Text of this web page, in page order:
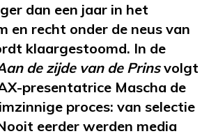
dan een jaar in het
en recht onder de neus van
klaargestoomd. In de
de zijde van de Prinsvolgt
presentatrice Mascha de
proces: van selectie
eerder werden media